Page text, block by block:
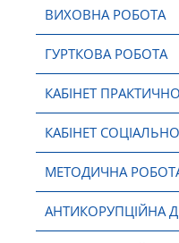
ВИХОВНА РОБОТА
ГУРТКОВА РОБОТА
КАБІНЕТ
КАБІНЕТ
МЕТОДИЧНА
АНТИКОРУПЦІЙНА